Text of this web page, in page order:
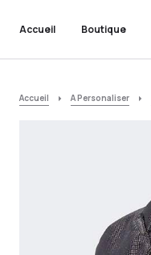
Accueil Boutique
Accueil A Personaliser